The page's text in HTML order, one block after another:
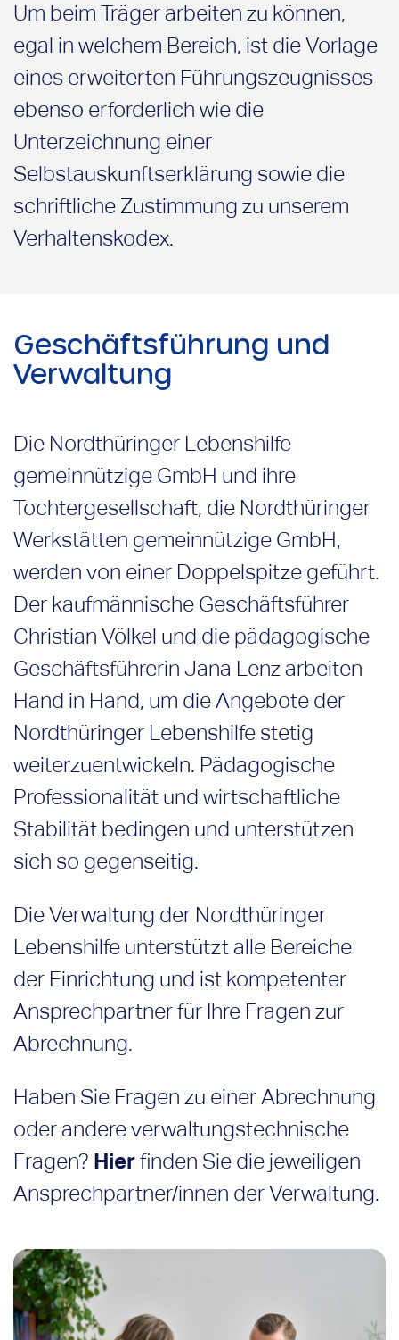
Um beim Träger arbeiten zu können,
egal in welchem Bereich, ist die Vorlage
eines erweiterten Führungszeugnisses
ebenso erforderlich wie die
Unterzeichnung einer
Selbstauskunftserklärung sowie die
schriftliche Zustimmung zu unserem
Verhaltenskodex.
Geschäftsführung und
Verwaltung
Die Nordthüringer Lebenshilfe
gemeinnützige GmbH und ihre
Tochtergesellschaft, die Nordthüringer
Werkstätten gemeinnützige GmbH,
werden von einer Doppelspitze geführt.
Der kaufmännische Geschäftsführer
Christian Völkel und die pädagogische
Geschäftsführerin Jana Lenz arbeiten
Hand in Hand, um die Angebote der
Nordthüringer Lebenshilfe stetig
weiterzuentwickeln. Pädagogische
Professionalität und wirtschaftliche
Stabilität bedingen und unterstützen
sich so gegenseitig.
Die Verwaltung der Nordthüringer
Lebenshilfe unterstützt alle Bereiche
der Einrichtung und ist kompetenter
Ansprechpartner für Ihre Fragen zur
Abrechnung.
Haben Sie Fragen zu einer Abrechnung
oder andere verwaltungstechnische
Fragen? Hierfinden Sie die jeweiligen
Ansprechpartner/innen der Verwaltung.